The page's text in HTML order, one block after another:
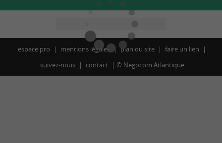
espace pro mentions légales plan du site
faire un lien
suivez-nous
contact © Negocom Atlantique